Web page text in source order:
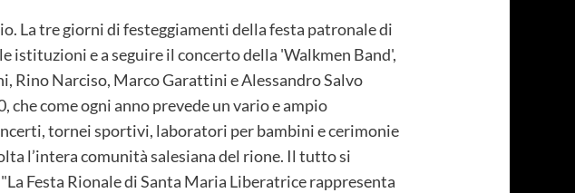
La tre giorni di festeggiamenti della festa patronale di
istituzioni e a seguire il concerto della 'Walkmen Band',
Rino Narciso, Marco Garattini e Alessandro Salvo
come ogni anno prevede un vario e ampio
tornei sportivi, laboratori per bambini e cerimonie
l’intera comunità salesiana del rione. Il tutto si
Festa Rionale di Santa Maria Liberatrice rappresenta